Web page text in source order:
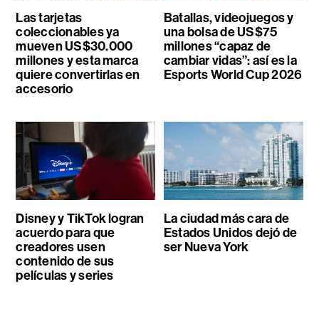
Las tarjetas
coleccionables ya
mueven US$30.000
millones y esta marca
quiere convertirlas en
accesorio
Batallas, videojuegos y
una bolsa de US$75
millones “capaz de
cambiar vidas”: así es la
Esports World Cup 2026
Disney y TikTok logran
acuerdo para que
creadores usen
contenido de sus
películas y series
La ciudad más cara de
Estados Unidos dejó de
ser Nueva York